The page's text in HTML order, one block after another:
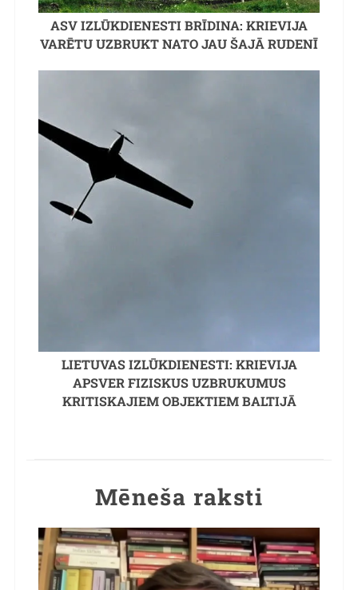
ASV IZLŪKDIENESTI BRĪDINA: KRIEVIJA
VARĒTU UZBRUKT NATO JAU ŠAJĀ RUDENĪ
LIETUVAS IZLŪKDIENESTI: KRIEVIJA
APSVER FIZISKUS UZBRUKUMUS
KRITISKAJIEM OBJEKTIEM BALTIJĀ
Mēneša raksti